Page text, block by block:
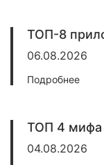
ТОП-8
06.08.2026
Подробнее
ТОП 4 мифа
04.08.2026